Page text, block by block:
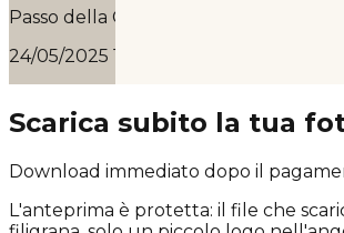
Passo della Cisa
24/05/2025 15:48
Scarica subito la tua
Download immediato dopo il
L'anteprima è protetta: il file che